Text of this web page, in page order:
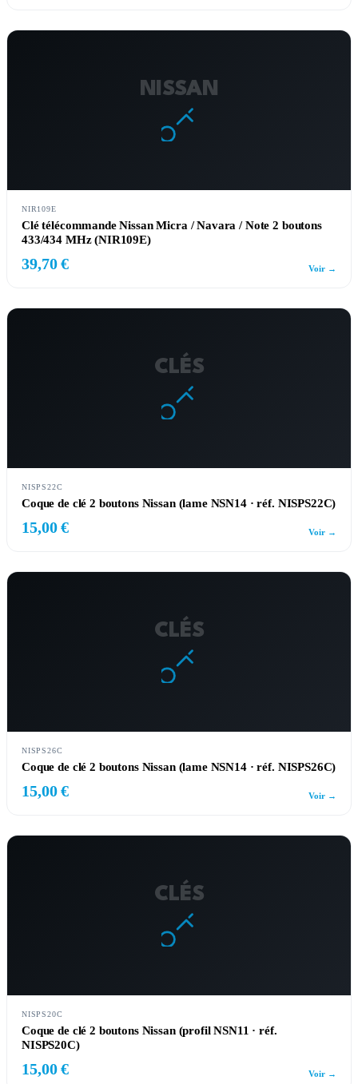
NISSAN
NIR109E
Clé télécommande Nissan Micra / Navara / Note 2 boutons
433/434 MHz (NIR109E)
39,70 € Voir →
CLÉS
NISPS22C
Coque de clé 2 boutons Nissan (lame NSN14 · réf. NISPS22C)
15,00 € Voir →
CLÉS
NISPS26C
Coque de clé 2 boutons Nissan (lame NSN14 · réf. NISPS26C)
15,00 € Voir →
CLÉS
NISPS20C
Coque de clé 2 boutons Nissan (profil NSN11 · réf.
NISPS20C)
15,00 € Voir →